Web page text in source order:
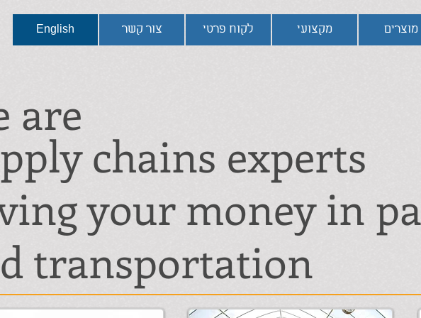
English צור קשר לקוח פרטי מקצועי מוצרים
are
chains experts
your money in
transportation